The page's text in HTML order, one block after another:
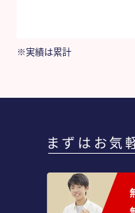
※実績は累計
まずはお気